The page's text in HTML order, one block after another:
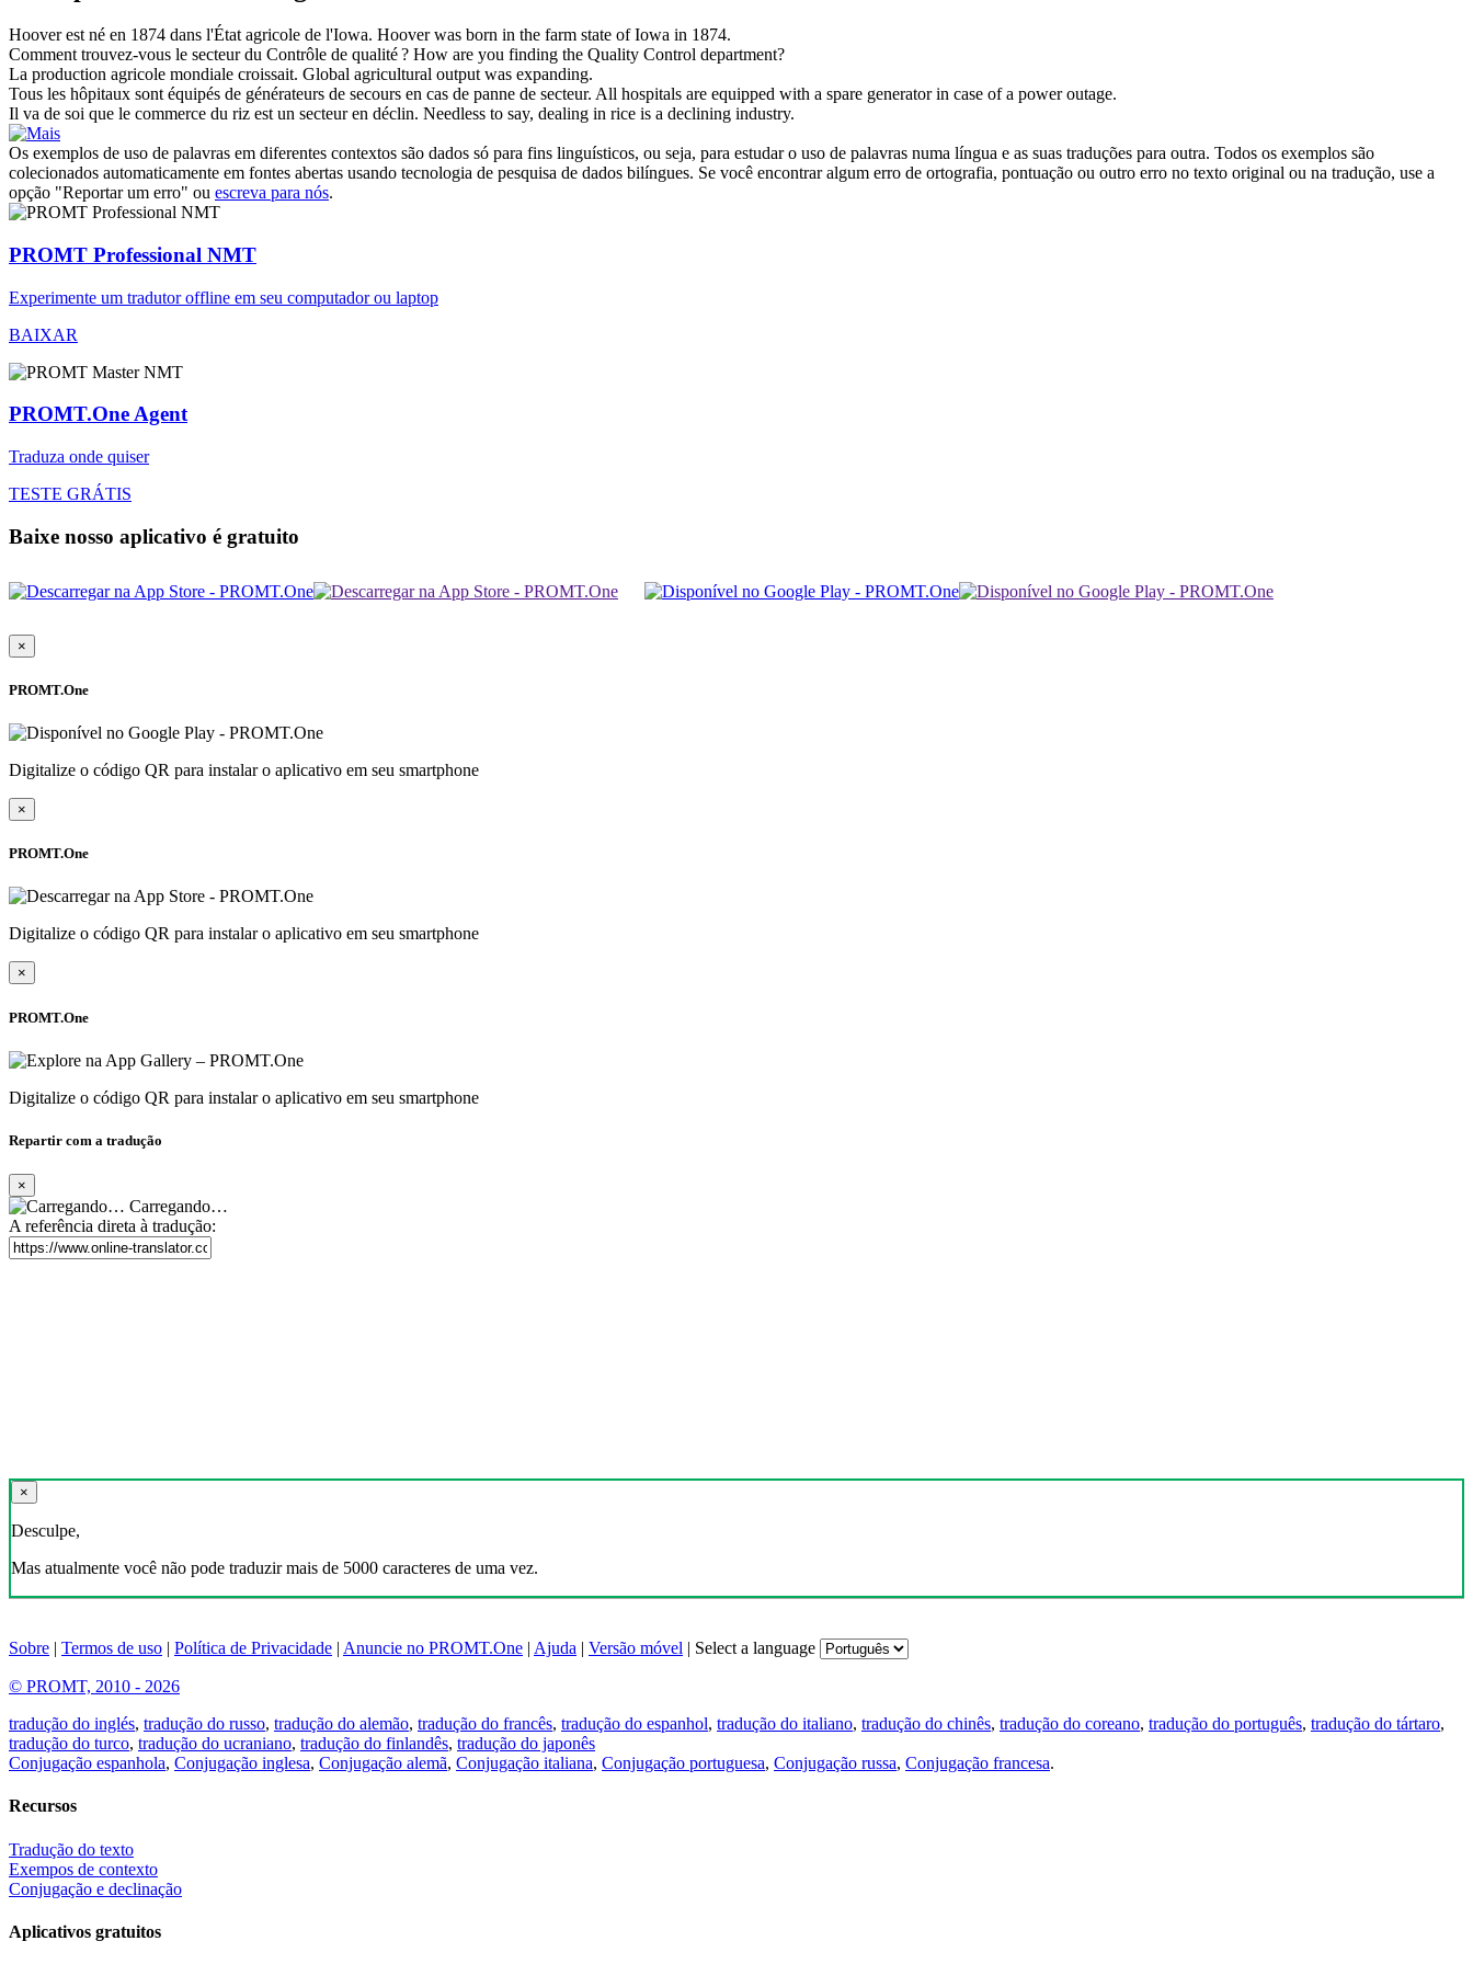
Hoover est né en 1874 dans l'État agricole de l'Iowa. Hoover was born in the farm state of Iowa in 1874.
Comment trouvez-vous le secteurdu Contrôle de qualité ? How are you finding the Quality Control department?
La production agricole mondiale croissait. Global agricultural output was expanding.
Tous les hôpitaux sont équipés de générateurs de secours en cas de panne de secteur. All hospitals are equipped with a spare generator in case of a power outage.
Il va de soi que le commerce du riz est un secteuren déclin. Needless to say, dealing in rice is a declining industry.
Os exemplos de uso de palavras em diferentes contextos são dados só para fins linguísticos, ou seja, para estudar o uso de palavras numa língua e as suas traduções para outra. Todos os exemplos são
colecionados automaticamente em fontes abertas usando tecnologia de pesquisa de dados bilíngues. Se você encontrar algum erro de ortografia, pontuação ou outro erro no texto original ou na tradução, use a
opção "Reportar um erro" ou escreva para nós.
PROMT Professional NMT
Experimente um tradutor offline em seu computador ou laptop
BAIXAR
PROMT.One Agent
Traduza onde quiser
TESTE GRÁTIS
Baixe nosso aplicativo é gratuito
×
PROMT.One
Digitalize o código QR para instalar o aplicativo em seu smartphone
×
PROMT.One
Digitalize o código QR para instalar o aplicativo em seu smartphone
×
PROMT.One
Digitalize o código QR para instalar o aplicativo em seu smartphone
Repartir com a tradução
×
Carregando…
A referência direta à tradução:
×
Desculpe,
Mas atualmente você não pode traduzir mais de 5000 caracteres de uma vez.
Sobre | Termos de uso | Política de Privacidade | Anuncie no PROMT.One | Ajuda | Versão móvel | Select a language
© PROMT, 2010 - 2026
tradução do inglés, tradução do russo, tradução do alemão, tradução do francês, tradução do espanhol, tradução do italiano, tradução do chinês, tradução do coreano, tradução do português, tradução do tártaro,
tradução do turco, tradução do ucraniano, tradução do finlandês, tradução do japonês
Conjugação espanhola, Conjugação inglesa, Conjugação alemã, Conjugação italiana, Conjugação portuguesa, Conjugação russa, Conjugação francesa.
Recursos
Tradução do texto
Exempos de contexto
Conjugação e declinação
Aplicativos gratuitos